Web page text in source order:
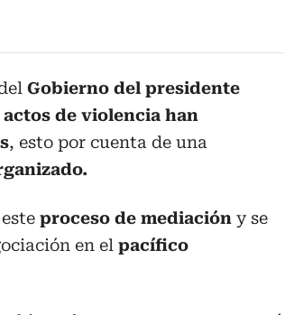
Gobierno del presidente
de violencia han
, esto por cuenta de una
proceso de mediación y se
en el pacífico